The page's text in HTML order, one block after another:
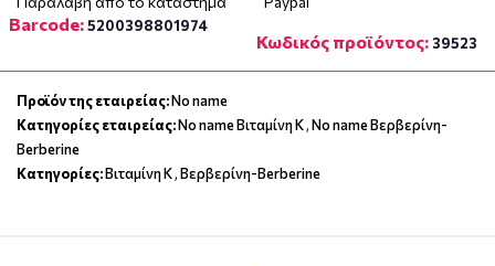
Barcode:5200398801974
Κωδικός προϊόντος: 39523
Προϊόν της εταιρείας:No name
Κατηγορίες εταιρείας:No name Βιταμίνη Κ,No name Βερβερίνη-
Berberine
Κατηγορίες:Βιταμίνη Κ,Βερβερίνη-Berberine